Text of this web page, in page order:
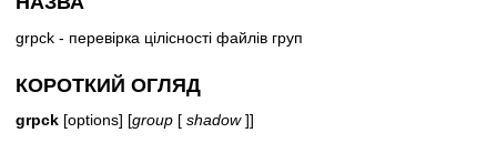
grpck - перевірка цілісності файлів груп
КОРОТКИЙ ОГЛЯД
grpck [options] [group [ shadow]]